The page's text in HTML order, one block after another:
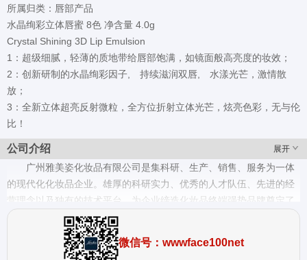
所属归类：唇部产品
水晶绚彩立体唇蜜 8色 净含量 4.0g
Crystal Shining 3D Lip Emulsion
1：超级细腻，轻薄的质地带给唇部饱满，如镜面般高亮度的妆效；
2：创新研制的水晶绚彩因子, 持续滋润双唇, 水漾光芒，激情散
放；
3：全新立体超亮反射微粒，全方位折射立体光芒，炫亮色彩，无与伦
比！
展开
公司介绍
广州雅美姿化妆品有限公司是集科研、生产、销售、服务为一体
的现代化化妆品企业。雄厚的科研实力、优秀的人才队伍、先进的经
营理念以及独有的技术平台，为企业缔造化妆品终端强势品牌奠定了
雄厚的基础。 企业在创建之初，就对品牌布局、品牌延伸性、内涵性
和兼容性做出精准的定位。在历经多年的潜心研究及市场调查、考
证，终于成功开发出适合东方人美学文化及肤质的"ROMANTZ"（雅
微信号：wwwface100net